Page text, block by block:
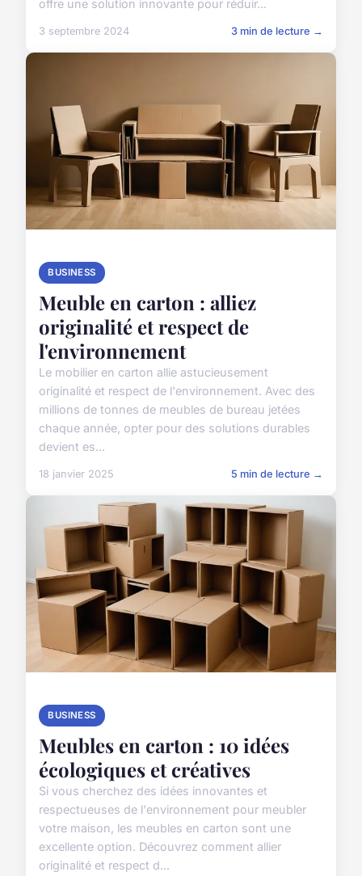
offre une solution innovante pour réduir...
3 septembre 2024 3 min de lecture →
BUSINESS
Meuble en carton : alliez
originalité et respect de
l'environnement
Le mobilier en carton allie astucieusement
originalité et respect de l'environnement. Avec des
millions de tonnes de meubles de bureau jetées
chaque année, opter pour des solutions durables
devient es...
18 janvier 2025 5 min de lecture →
BUSINESS
Meubles en carton : 10 idées
écologiques et créatives
Si vous cherchez des idées innovantes et
respectueuses de l'environnement pour meubler
votre maison, les meubles en carton sont une
excellente option. Découvrez comment allier
originalité et respect d...